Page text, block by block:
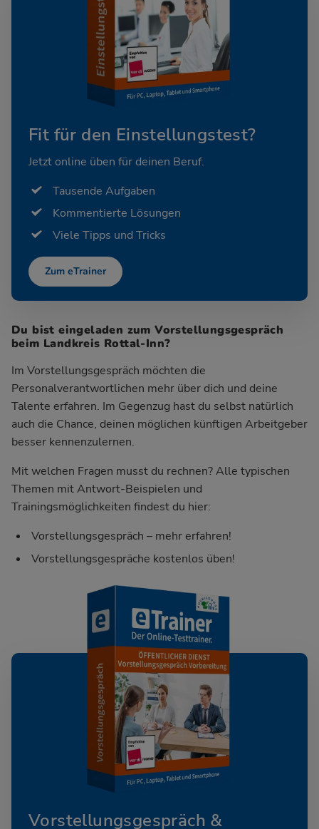
Fit für den Einstellungstest?
Jetzt online üben für deinen Beruf.
Tausende Aufgaben
Kommentierte Lösungen
Viele Tipps und Tricks
Zum eTrainer
Du bist eingeladen zum Vorstellungsgespräch
beim Landkreis Rottal-Inn?
Im Vorstellungsgespräch möchten die
Personalverantwortlichen mehr über dich und deine
Talente erfahren. Im Gegenzug hast du selbst natürlich
auch die Chance, deinen möglichen künftigen Arbeitgeber
besser kennenzulernen.
Mit welchen Fragen musst du rechnen? Alle typischen
Themen mit Antwort-Beispielen und
Trainingsmöglichkeiten findest du hier:
Vorstellungsgespräch – mehr erfahren!
Vorstellungsgespräche kostenlos üben!
Vorstellungsgespräch &